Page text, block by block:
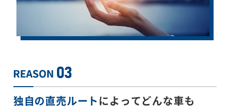
独自の直売ルートによってどんな車も